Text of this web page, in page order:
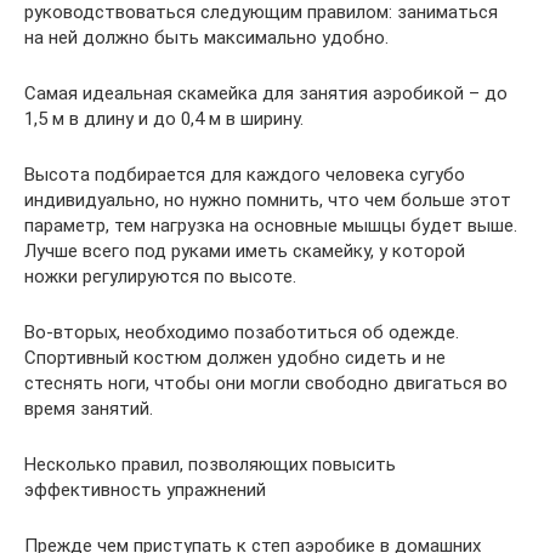
руководствоваться следующим правилом: заниматься
на ней должно быть максимально удобно.
Самая идеальная скамейка для занятия аэробикой – до
1,5 м в длину и до 0,4 м в ширину.
Высота подбирается для каждого человека сугубо
индивидуально, но нужно помнить, что чем больше этот
параметр, тем нагрузка на основные мышцы будет выше.
Лучше всего под руками иметь скамейку, у которой
ножки регулируются по высоте.
Во-вторых, необходимо позаботиться об одежде.
Спортивный костюм должен удобно сидеть и не
стеснять ноги, чтобы они могли свободно двигаться во
время занятий.
Несколько правил, позволяющих повысить
эффективность упражнений
Прежде чем приступать к степ аэробике в домашних